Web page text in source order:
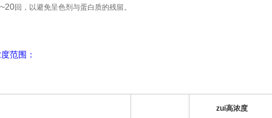
回，以避免呈色剂与蛋白质的残留。
范围：
zui高浓度